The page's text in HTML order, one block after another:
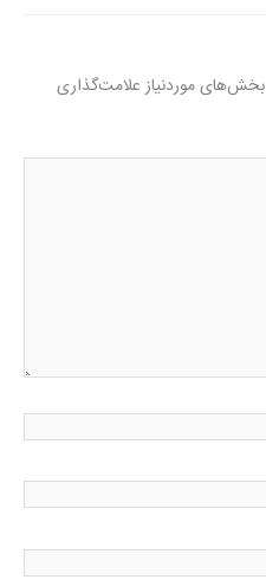
بخش‌های موردنیاز علامت‌گذاری